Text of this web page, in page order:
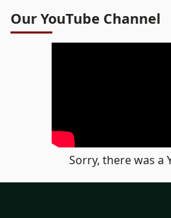
Our YouTube Channel
Sorry, there was a